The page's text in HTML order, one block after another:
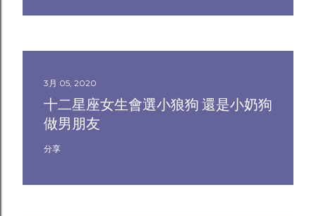
3月 05, 2020
十二星座女生會選小狼狗 還是小奶狗
做男朋友
分享